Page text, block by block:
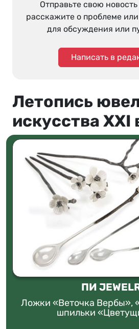
Отправьте свою
расскажите о проблеме
для обсуждения или
Написать в
Летопись
искусства XXI
ПИ
Ложки «Веточка Вербы»,
шпильки